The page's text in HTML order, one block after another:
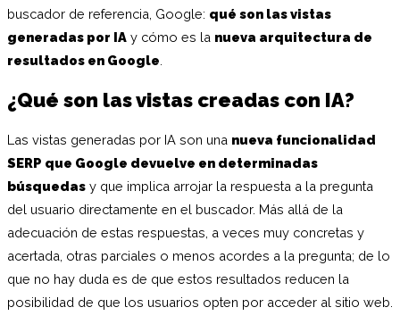
buscador de referencia, Google: qué son las vistas
generadas por IA y cómo es la nueva arquitectura de
resultados en Google
¿Qué son las vistas creadas con IA?
Las vistas generadas por IA son una nueva funcionalidad
SERP que Google devuelve en determinadas
búsquedas y que implica arrojar la respuesta a la pregunta
del usuario directamente en el buscador. Más allá de la
adecuación de estas respuestas, a veces muy concretas y
acertada, otras parciales o menos acordes a la pregunta; de lo
que no hay duda es de que estos resultados reducen la
posibilidad de que los usuarios opten por acceder al sitio web.